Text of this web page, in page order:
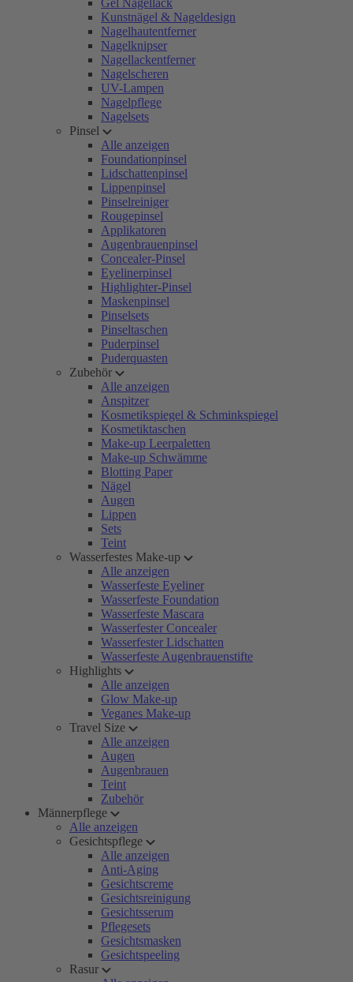
Gel Nagellack
Kunstnägel & Nageldesign
Nagelhautentferner
Nagelknipser
Nagellackentferner
Nagelscheren
UV-Lampen
Nagelpflege
Nagelsets
Pinsel
Alle anzeigen
Foundationpinsel
Lidschattenpinsel
Lippenpinsel
Pinselreiniger
Rougepinsel
Applikatoren
Augenbrauenpinsel
Concealer-Pinsel
Eyelinerpinsel
Highlighter-Pinsel
Maskenpinsel
Pinselsets
Pinseltaschen
Puderpinsel
Puderquasten
Zubehör
Alle anzeigen
Anspitzer
Kosmetikspiegel & Schminkspiegel
Kosmetiktaschen
Make-up Leerpaletten
Make-up Schwämme
Blotting Paper
Nägel
Augen
Lippen
Sets
Teint
Wasserfestes Make-up
Alle anzeigen
Wasserfeste Eyeliner
Wasserfeste Foundation
Wasserfeste Mascara
Wasserfester Concealer
Wasserfester Lidschatten
Wasserfeste Augenbrauenstifte
Highlights
Alle anzeigen
Glow Make-up
Veganes Make-up
Travel Size
Alle anzeigen
Augen
Augenbrauen
Teint
Zubehör
Männerpflege
Alle anzeigen
Gesichtspflege
Alle anzeigen
Anti-Aging
Gesichtscreme
Gesichtsreinigung
Gesichtsserum
Pflegesets
Gesichtsmasken
Gesichtspeeling
Rasur